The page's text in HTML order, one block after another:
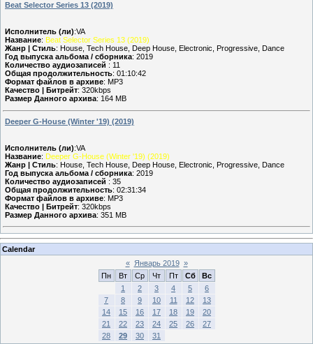
Beat Selector Series 13 (2019)
Исполнитель (ли):VA
Название: Beat Selector Series 13 (2019)
Жанр | Стиль: House, Tech House, Deep House, Electronic, Progressive, Dance
Год выпуска альбома / сборника: 2019
Количество аудиозаписей : 11
Общая продолжительность: 01:10:42
Формат файлов в архиве: MP3
Качество | Битрейт: 320kbps
Размер Данного архива: 164 MB
Deeper G-House (Winter '19) (2019)
Исполнитель (ли):VA
Название: Deeper G-House (Winter '19) (2019)
Жанр | Стиль: House, Tech House, Deep House, Electronic, Progressive, Dance
Год выпуска альбома / сборника: 2019
Количество аудиозаписей : 35
Общая продолжительность: 02:31:34
Формат файлов в архиве: MP3
Качество | Битрейт: 320kbps
Размер Данного архива: 351 MB
Calendar
«
Январь 2019 »
Пн
Вт Ср Чт Пт Сб
Вс
1
2 3 4 5
6
7
8 9 10 11 12
13
14
15 16 17 18 19
20
21
22 23 24 25 26
27
28
29 30 31